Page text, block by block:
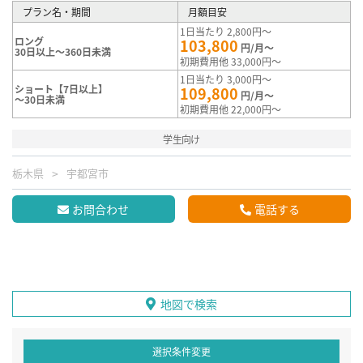
プラン名・期間 月額目安
ロング
30日以上～360日未満
1日当たり 2,800円～
103,800 円/月～
初期費用他 33,000円～
ショート【7日以上】
～30日未満
1日当たり 3,000円～
109,800 円/月～
初期費用他 22,000円～
学生向け
栃木県 宇都宮市
お問合わせ 電話する
地図で検索
選択条件変更